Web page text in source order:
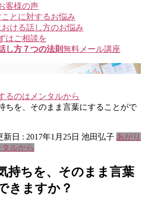
客様の声
ことに対するお悩み
おける話し方のお悩み
はご相談を
し方７つの法則無料メール講座
るのはメンタルから
ちを、そのまま言葉にすることがで
新日 : 2017年1月25日 池田弘子 あがり
ルから
きますか？